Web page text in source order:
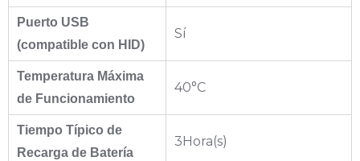
Puerto USB
(compatible con HID)
Sí
Temperatura Máxima
de Funcionamiento
40°C
Tiempo Típico de
Recarga de Batería
3Hora(s)